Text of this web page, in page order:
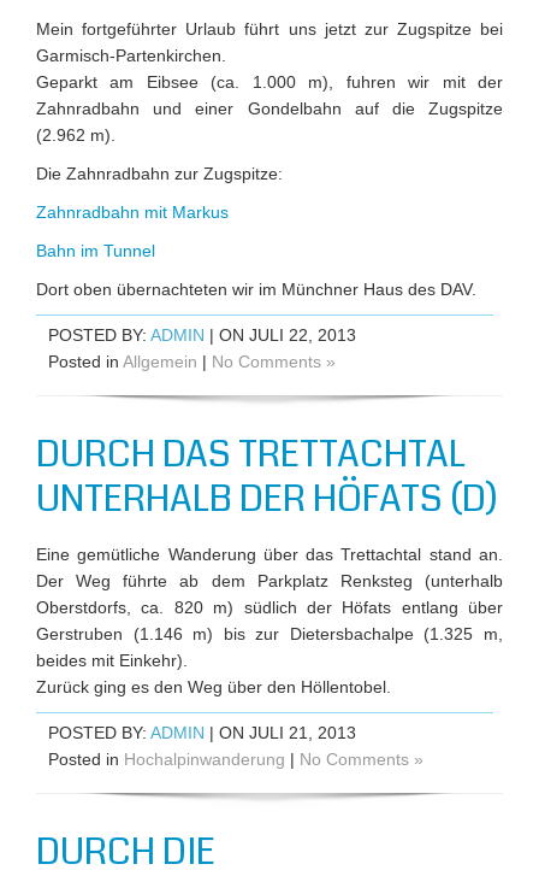
Mein fortgeführter Urlaub führt uns jetzt zur Zugspitze bei
Garmisch-Partenkirchen.
Geparkt am Eibsee (ca. 1.000 m), fuhren wir mit der
Zahnradbahn und einer Gondelbahn auf die Zugspitze
(2.962 m).
Die Zahnradbahn zur Zugspitze:
Zahnradbahn mit Markus
Bahn im Tunnel
Dort oben übernachteten wir im Münchner Haus des DAV.
POSTED BY: ADMIN | ON JULI 22, 2013
Posted in Allgemein | No Comments »
DURCH DAS TRETTACHTAL
UNTERHALB DER HÖFATS (D)
Eine gemütliche Wanderung über das Trettachtal stand an.
Der Weg führte ab dem Parkplatz Renksteg (unterhalb
Oberstdorfs, ca. 820 m) südlich der Höfats entlang über
Gerstruben (1.146 m) bis zur Dietersbachalpe (1.325 m,
beides mit Einkehr).
Zurück ging es den Weg über den Höllentobel.
POSTED BY: ADMIN | ON JULI 21, 2013
Posted in Hochalpinwanderung | No Comments »
DURCH DIE